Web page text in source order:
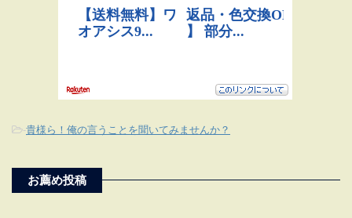
-貴様ら！俺の言うことを聞いてみませんか？
お薦め投稿